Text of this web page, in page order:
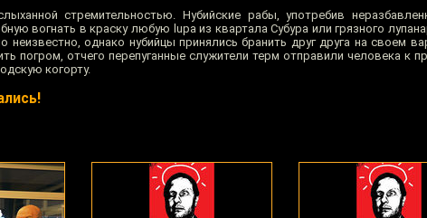
стремительностью. Нубийские рабы, употребив
вогнать в краску любую lupa из квартала Субура или грязного
однако нубийцы принялись бранить друг друга на своем
погром, отчего перепуганные служители терм отправили человека к
когорту.